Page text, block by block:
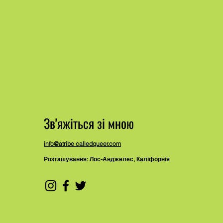
Зв'яжіться зі мною
info@atribe calledqueer.com
Розташування: Лос-Анджелес, Каліфорнія